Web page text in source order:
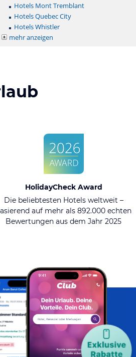
Hotels Mont Tremblant
Hotels Quebec City
Hotels Whistler
mehr anzeigen
HolidayCheck Award
Die beliebtesten Hotels weltweit –
auf mehr als 892.000 echten
Bewertungen aus dem Jahr 2025